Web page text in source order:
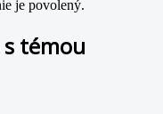
je povolený.
témou